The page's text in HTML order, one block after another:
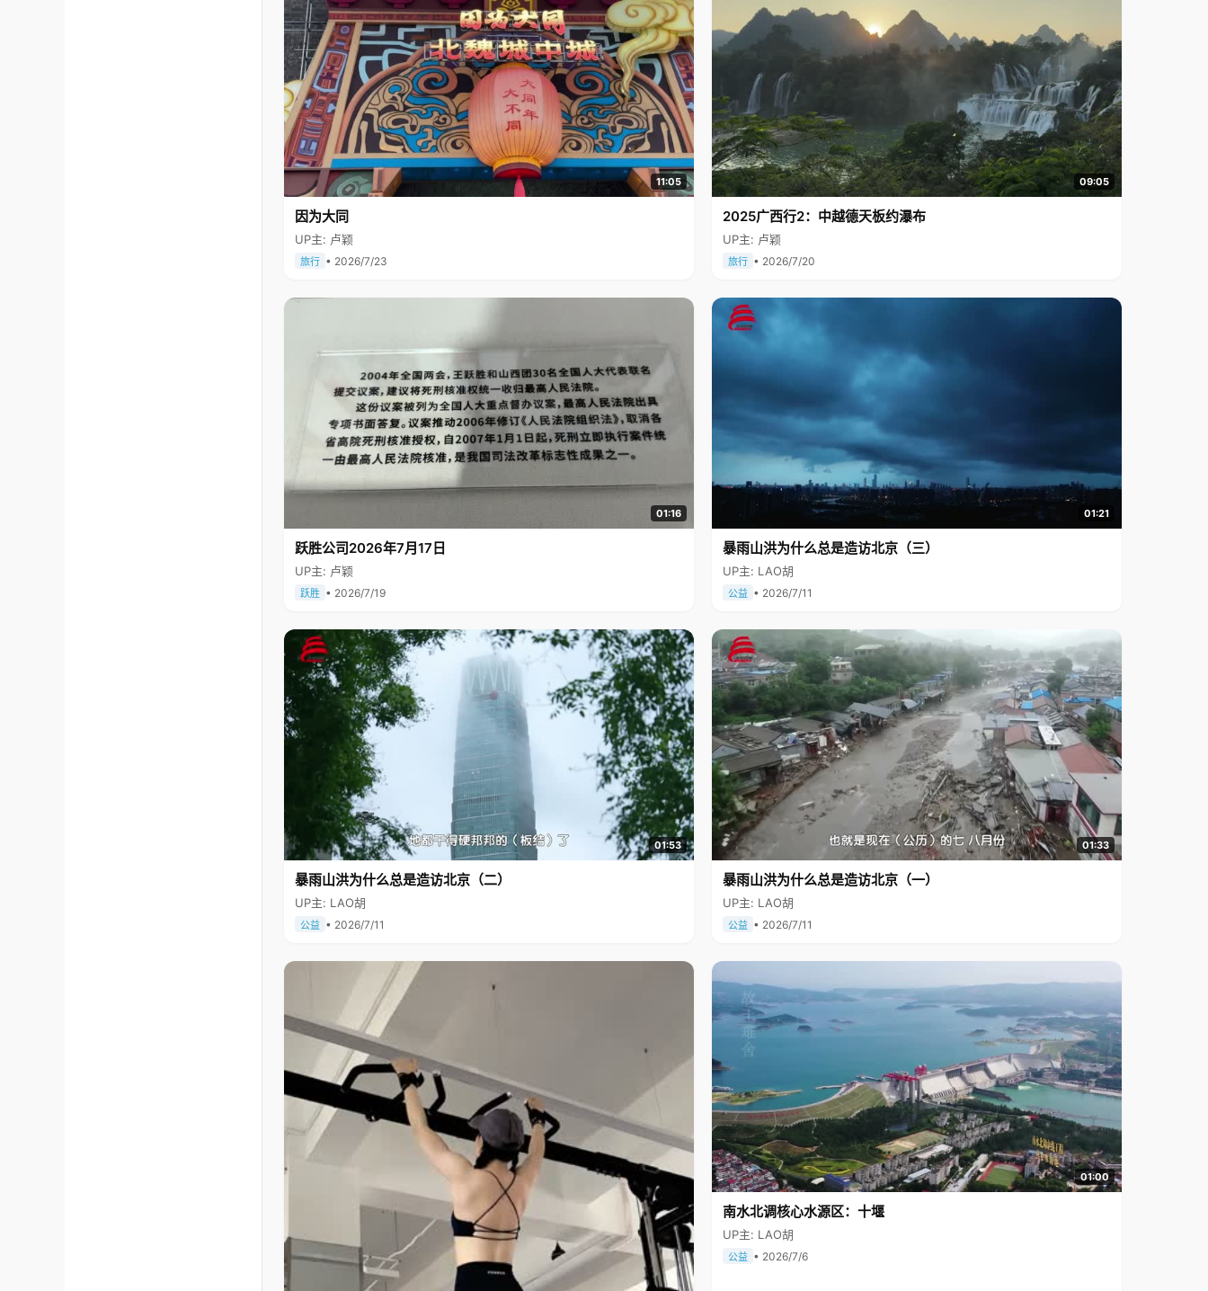
11:05
因为大同
UP主: 卢颖
旅行 • 2026/7/23
09:05
2025广西行2：中越德天板约瀑布
UP主: 卢颖
旅行 • 2026/7/20
01:16
跃胜公司2026年7月17日
UP主: 卢颖
跃胜 • 2026/7/19
01:21
暴雨山洪为什么总是造访北京（三）
UP主: LAO胡
公益 • 2026/7/11
01:53
暴雨山洪为什么总是造访北京（二）
UP主: LAO胡
公益 • 2026/7/11
01:33
暴雨山洪为什么总是造访北京（一）
UP主: LAO胡
公益 • 2026/7/11
01:00
南水北调核心水源区：十堰
UP主: LAO胡
公益 • 2026/7/6